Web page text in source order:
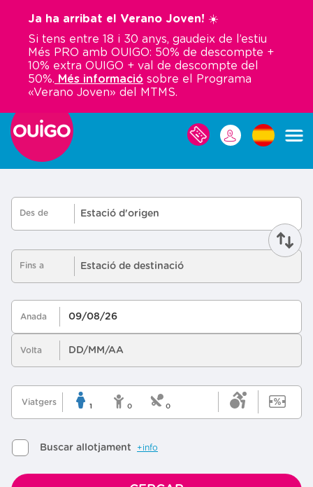
contingut
Ja ha arribat el Verano Joven! ☀️
Si tens entre 18 i 30 anys, gaudeix de l’estiu
Més PRO amb OUIGO: 50% de descompte +
10% extra OUIGO + val de descompte del
50%. Més informació sobre el Programa
«Verano Joven» del MTMS.
LES
MEVES